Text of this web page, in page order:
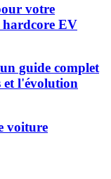
votre
hardcore EV
guide complet
et l'évolution
voiture